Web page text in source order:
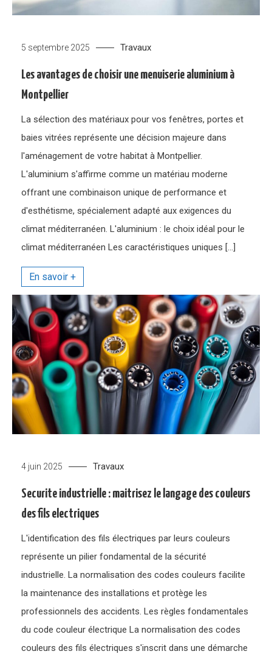
5 septembre 2025 Travaux
Les avantages de choisir une menuiserie aluminium à
Montpellier
La sélection des matériaux pour vos fenêtres, portes et
baies vitrées représente une décision majeure dans
l'aménagement de votre habitat à Montpellier.
L'aluminium s'affirme comme un matériau moderne
offrant une combinaison unique de performance et
d'esthétisme, spécialement adapté aux exigences du
climat méditerranéen. L'aluminium : le choix idéal pour le
climat méditerranéen Les caractéristiques uniques […]
4 juin 2025 Travaux
Securite industrielle : maitrisez le langage des couleurs
des fils electriques
L'identification des fils électriques par leurs couleurs
représente un pilier fondamental de la sécurité
industrielle. La normalisation des codes couleurs facilite
la maintenance des installations et protège les
professionnels des accidents. Les règles fondamentales
du code couleur électrique La normalisation des codes
couleurs des fils électriques s'inscrit dans une démarche